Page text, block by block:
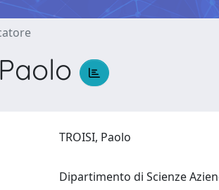
TROISI, Paolo
Dipartimento di Scienze